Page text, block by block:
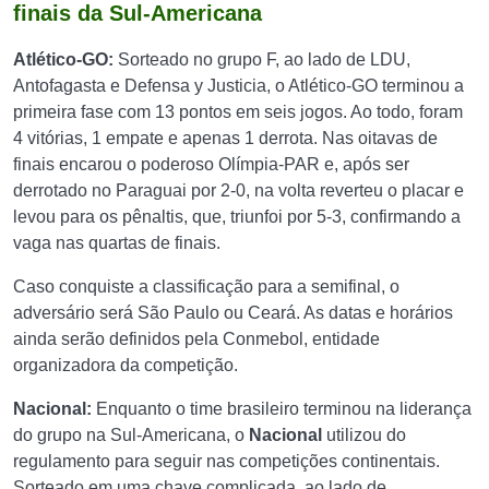
finais da Sul-Americana
Atlético-GO: Sorteado no grupo F, ao lado de LDU,
Antofagasta e Defensa y Justicia, o Atlético-GO terminou a
primeira fase com 13 pontos em seis jogos. Ao todo, foram
4 vitórias, 1 empate e apenas 1 derrota. Nas oitavas de
finais encarou o poderoso Olímpia-PAR e, após ser
derrotado no Paraguai por 2-0, na volta reverteu o placar e
levou para os pênaltis, que, triunfoi por 5-3, confirmando a
vaga nas quartas de finais.
Caso conquiste a classificação para a semifinal, o
adversário será São Paulo ou Ceará. As datas e horários
ainda serão definidos pela Conmebol, entidade
organizadora da competição.
Nacional: Enquanto o time brasileiro terminou na liderança
do grupo na Sul-Americana, o Nacional utilizou do
regulamento para seguir nas competições continentais.